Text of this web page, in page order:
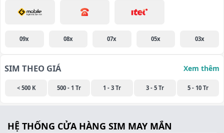
09x 08x 07x 05x 03x
SIM THEO GIÁ Xem thêm
< 500 K 500 - 1 Tr 1 - 3 Tr 3 - 5 Tr 5 - 10 Tr
HỆ THỐNG CỬA HÀNG SIM MAY MẮN